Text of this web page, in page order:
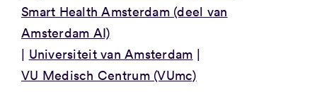
Smart Health Amsterdam (deel van
Amsterdam AI)
Universiteit van Amsterdam
VU Medisch Centrum (VUmc)